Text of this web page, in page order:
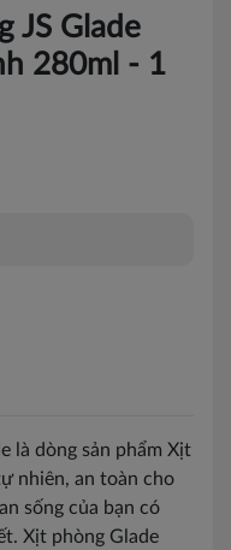
JS Glade
280ml - 1
là dòng sản phẩm Xịt
nhiên, an toàn cho
sống của bạn có
Xịt phòng Glade